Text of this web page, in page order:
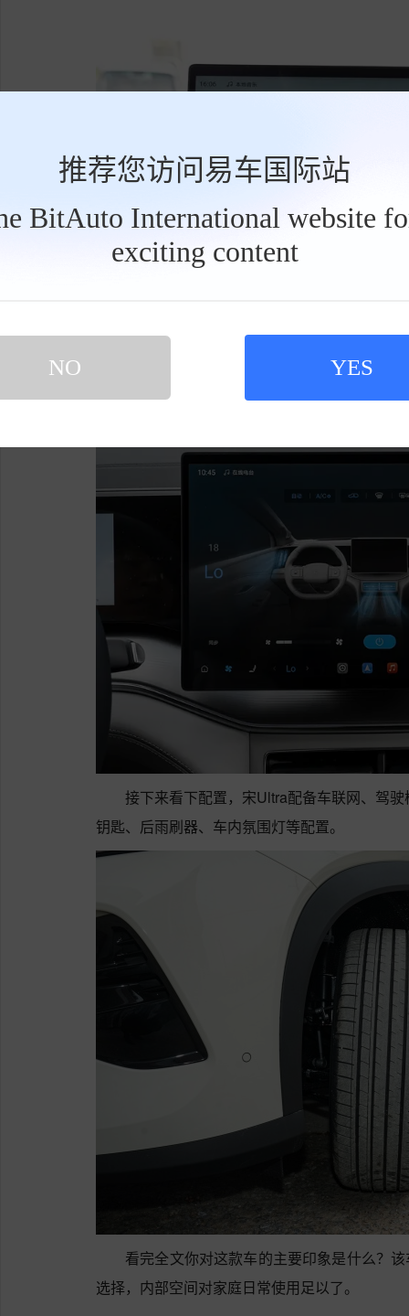
推荐您访问易车国际站
BitAuto International website
exciting content
NO YES
接下来看下配置，宋Ultra配备车联网、驾
钥匙、后雨刷器、车内氛围灯等配置。
看完全文你对这款车的主要印象是什么？
选择，内部空间对家庭日常使用足以了。